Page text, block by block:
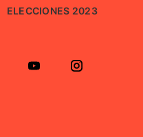
ELECCIONES 2023